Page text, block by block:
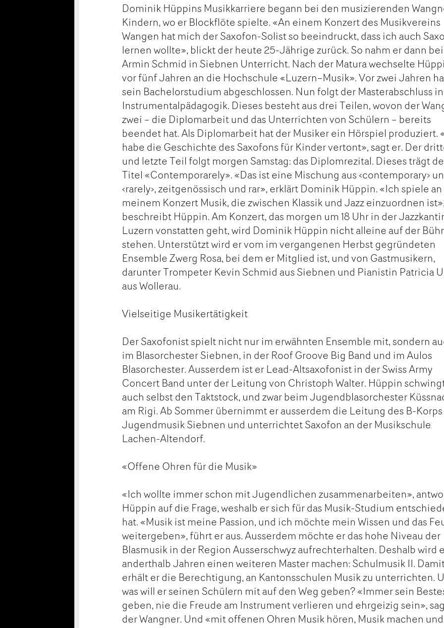
Dominik Hüppins Musikkarriere begann bei den musizierenden
Kindern, wo er Blockflöte spielte. «An einem Konzert des Musikvereins
Wangen hat mich der Saxofon-Solist so beeindruckt, dass ich auch
lernen wollte», blickt der heute 25-Jährige zurück. So nahm er dann bei
Armin Schmid in Siebnen Unterricht. Nach der Matura wechselte
vor fünf Jahren an die Hochschule «Luzern–Musik». Vor zwei Jahren
sein Bachelorstudium abgeschlossen. Nun folgt der Masterabschluss in
Instrumentalpädagogik. Dieses besteht aus drei Teilen, wovon der
zwei – die Diplomarbeit und das Unterrichten von Schülern – bereits
beendet hat. Als Diplomarbeit hat der Musiker ein Hörspiel produziert.
habe die Geschichte des Saxofons für Kinder vertont», sagt er. Der
und letzte Teil folgt morgen Samstag: das Diplomrezital. Dieses trägt
Titel «Contemporarely». «Das ist eine Mischung aus ‹contemporary›
‹rarely›, zeitgenössisch und rar», erklärt Dominik Hüppin. «Ich spiele an
meinem Konzert Musik, die zwischen Klassik und Jazz einzuordnen ist»,
beschreibt Hüppin. Am Konzert, das morgen um 18 Uhr in der
Luzern vonstatten geht, wird Dominik Hüppin nicht alleine auf der
stehen. Unterstützt wird er vom im vergangenen Herbst gegründeten
Ensemble Zwerg Rosa, bei dem er Mitglied ist, und von Gastmusikern,
darunter Trompeter Kevin Schmid aus Siebnen und Pianistin Patricia
aus Wollerau.
Vielseitige Musikertätigkeit
Der Saxofonist spielt nicht nur im erwähnten Ensemble mit, sondern
im Blasorchester Siebnen, in der Roof Groove Big Band und im Aulos
Blasorchester. Ausserdem ist er Lead-Altsaxofonist in der Swiss Army
Concert Band unter der Leitung von Christoph Walter. Hüppin
auch selbst den Taktstock, und zwar beim Jugendblasorchester
am Rigi. Ab Sommer übernimmt er ausserdem die Leitung des B-
Jugendmusik Siebnen und unterrichtet Saxofon an der Musikschule
Lachen-Altendorf.
«Offene Ohren für die Musik»
«Ich wollte immer schon mit Jugendlichen zusammenarbeiten»,
Hüppin auf die Frage, weshalb er sich für das Musik-Studium
hat. «Musik ist meine Passion, und ich möchte mein Wissen und das
weitergeben», führt er aus. Ausserdem möchte er das hohe Niveau der
Blasmusik in der Region Ausserschwyz aufrechterhalten. Deshalb wird
anderthalb Jahren einen weiteren Master machen: Schulmusik II.
erhält er die Berechtigung, an Kantonsschulen Musik zu unterrichten.
was will er seinen Schülern mit auf den Weg geben? «Immer sein
geben, nie die Freude am Instrument verlieren und ehrgeizig sein»,
der Wangner. Und «mit offenen Ohren Musik hören, Musik machen und